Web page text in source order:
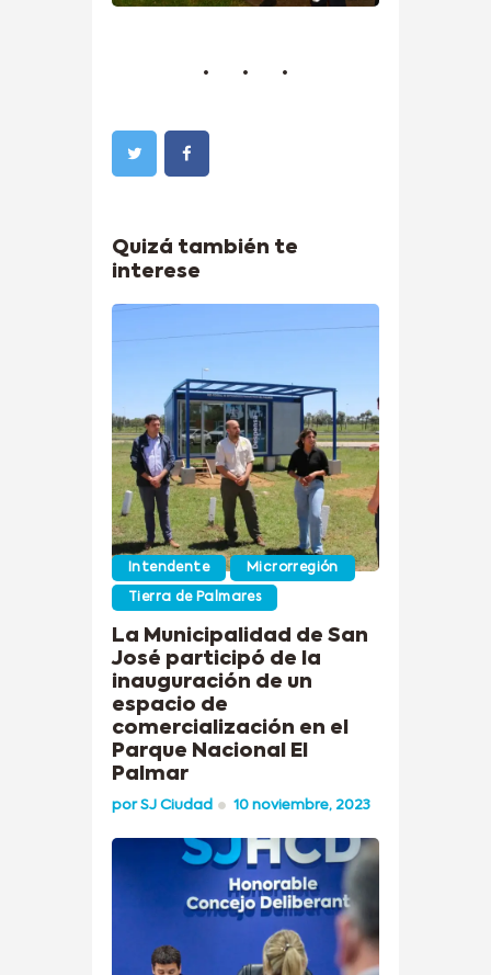
Quizá también te
interese
Intendente Microrregión
Tierra de Palmares
La Municipalidad de San
José participó de la
inauguración de un
espacio de
comercialización en el
Parque Nacional El
Palmar
porSJ Ciudad 10 noviembre, 2023